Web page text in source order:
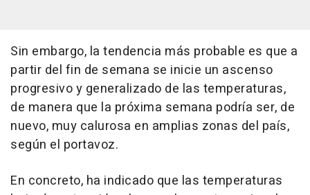
Sin embargo, la tendencia más probable es que a
partir del fin de semana se inicie un ascenso
progresivo y generalizado de las temperaturas,
de manera que la próxima semana podría ser, de
nuevo, muy calurosa en amplias zonas del país,
según el portavoz.
En concreto, ha indicado que las temperaturas